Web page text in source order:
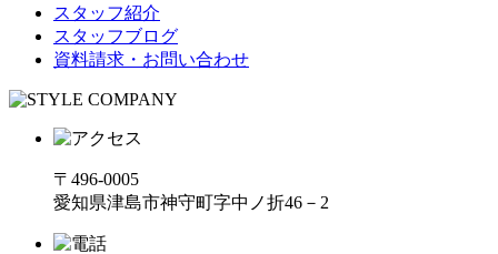
スタッフ紹介
スタッフブログ
資料請求・お問い合わせ
〒496-0005
愛知県津島市神守町字中ノ折46－2